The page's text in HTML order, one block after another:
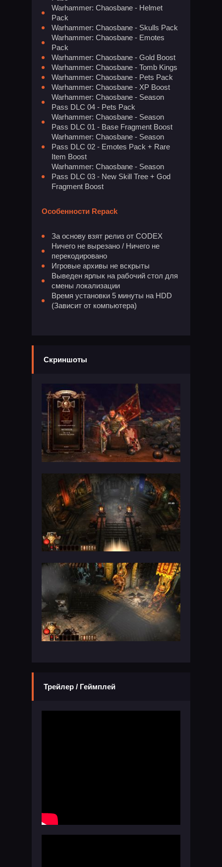
Warhammer: Chaosbane - Helmet
Pack
Warhammer: Chaosbane - Skulls Pack
Warhammer: Chaosbane - Emotes
Pack
Warhammer: Chaosbane - Gold Boost
Warhammer: Chaosbane - Tomb Kings
Warhammer: Chaosbane - Pets Pack
Warhammer: Chaosbane - XP Boost
Warhammer: Chaosbane - Season
Pass DLC 04 - Pets Pack
Warhammer: Chaosbane - Season
Pass DLC 01 - Base Fragment Boost
Warhammer: Chaosbane - Season
Pass DLC 02 - Emotes Pack + Rare
Item Boost
Warhammer: Chaosbane - Season
Pass DLC 03 - New Skill Tree + God
Fragment Boost
Особенности Repack
За основу взят релиз от CODEX
Ничего не вырезано / Ничего не
перекодировано
Игровые архивы не вскрыты
Выведен ярлык на рабочий стол для
смены локализации
Время установки 5 минуты на HDD
(Зависит от компьютера)
Скриншоты
Трейлер / Геймплей